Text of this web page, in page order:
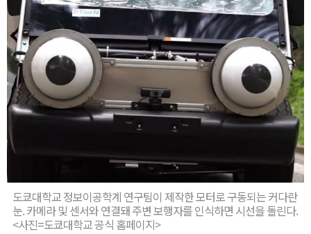
도쿄대학교 정보이공학계 연구팀이 제작한 모터로 구동되는 커다란
눈. 카메라 및 센서와 연결돼 주변 보행자를 인식하면 시선을 돌린다.
<사진=도쿄대학교 공식 홈페이지>